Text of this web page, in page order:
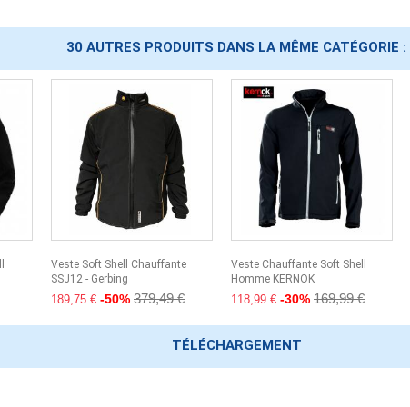
30 AUTRES PRODUITS DANS LA MÊME CATÉGORIE :
Veste Soft Shell Chauffante
SSJ12 - Gerbing
189,75 € -50% 379,49 €
Veste Chauffante Soft Shell
Homme KERNOK
118,99 € -30% 169,99 €
TÉLÉCHARGEMENT